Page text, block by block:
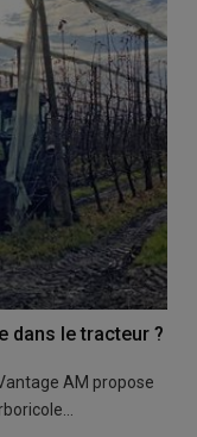
dans le tracteur ?
AM propose